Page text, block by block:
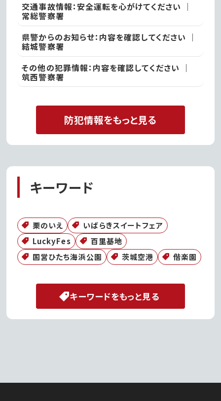
交通事故情報：安全運転を心がけてください ｜
常総警察署
県警からのお知らせ：内容を確認してください ｜
結城警察署
その他の犯罪情報：内容を確認してください ｜
筑西警察署
防犯情報をもっと見る
キーワード
栗のいえ
いばらきスイートフェア
LuckyFes
百里基地
国営ひたち海浜公園
茨城空港 偕楽園
キーワードをもっと見る